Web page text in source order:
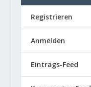
Registrieren
Anmelden
Eintrags-Feed